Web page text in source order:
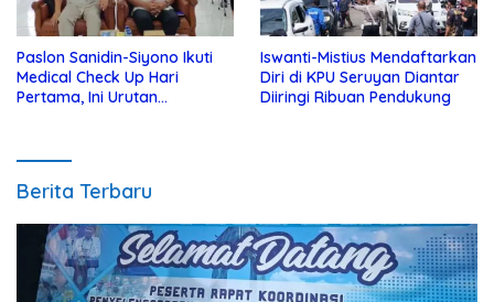
Paslon Sanidin-Siyono Ikuti
Medical Check Up Hari
Pertama, Ini Urutan
Iswanti-Mistius Mendaftarkan
Diri di KPU Seruyan Diantar
Diiringi Ribuan Pendukung
Berita Terbaru